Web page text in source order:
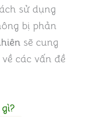
sử dụng
bị phản
sẽ cung
các vấn đề